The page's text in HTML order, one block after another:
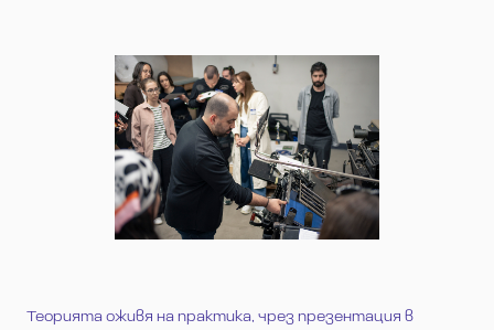
Теорията оживя на практика, чрез презентация в